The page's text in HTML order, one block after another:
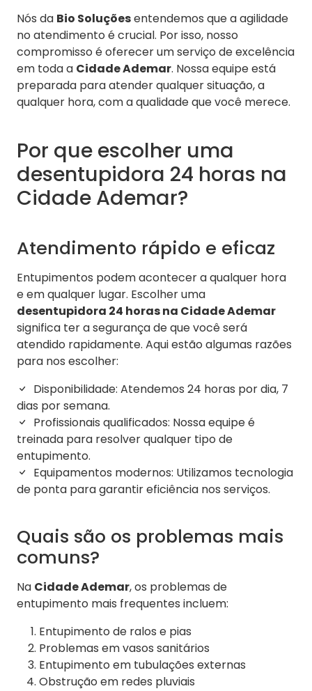
Nós da Bio Soluçõesentendemos que a agilidade
no atendimento é crucial. Por isso, nosso
compromisso é oferecer um serviço de excelência
em toda a Cidade Ademar. Nossa equipe está
preparada para atender qualquer situação, a
qualquer hora, com a qualidade que você merece.
Por que escolher uma
desentupidora 24 horas na
Cidade Ademar?
Atendimento rápido e eficaz
Entupimentos podem acontecer a qualquer hora
e em qualquer lugar. Escolher uma
desentupidora 24 horas na Cidade Ademar
significa ter a segurança de que você será
atendido rapidamente. Aqui estão algumas razões
para nos escolher:
Disponibilidade: Atendemos 24 horas por dia, 7
dias por semana.
Profissionais qualificados: Nossa equipe é
treinada para resolver qualquer tipo de
entupimento.
Equipamentos modernos: Utilizamos tecnologia
de ponta para garantir eficiência nos serviços.
Quais são os problemas mais
comuns?
Na Cidade Ademar, os problemas de
entupimento mais frequentes incluem:
Entupimento de ralos e pias
Problemas em vasos sanitários
Entupimento em tubulações externas
Obstrução em redes pluviais